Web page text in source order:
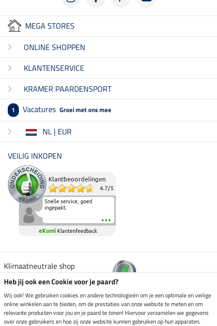
MEGA STORES
ONLINE SHOPPEN
KLANTENSERVICE
KRAMER PAARDENSPORT
1 Vacatures Groei met ons mee
NL | EUR
VEILIG INKOPEN
Klantbeoordelingen
4.7/5
Snelle service, goed
ingepakt.
eKomi Klantenfeedback
Klimaatneutrale shop
Verzending per
Heb jij ook een Cookie voor je paard?
Wij ook! We gebruiken cookies en andere technologieën om je een optimale en veilige
online winkelen aan te bieden, om de prestaties van onze website te meten en om
relevante producten voor jou en je paard te tonen! Hiervoor verzamelen we gegevens
over onze gebruikers en hoe zij onze website kunnen gebruiken op hun apparaten.